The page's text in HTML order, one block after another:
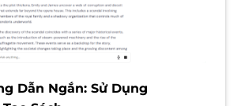
Dẫn Ngắn: Sử Dụng